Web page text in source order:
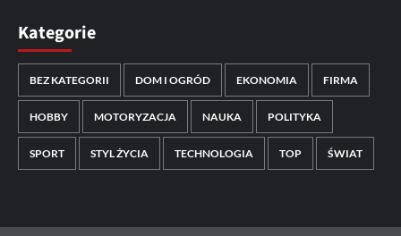
Kategorie
BEZ KATEGORII DOM I OGRÓD EKONOMIA FIRMA
HOBBY MOTORYZACJA NAUKA POLITYKA
SPORT STYL ŻYCIA TECHNOLOGIA TOP ŚWIAT